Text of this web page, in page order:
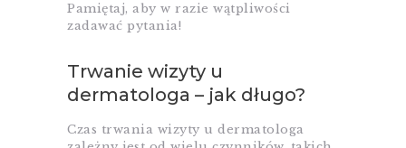
Pamiętaj, aby w razie wątpliwości
zadawać pytania!
Trwanie wizyty u
dermatologa – jak długo?
Czas trwania wizyty u dermatologa